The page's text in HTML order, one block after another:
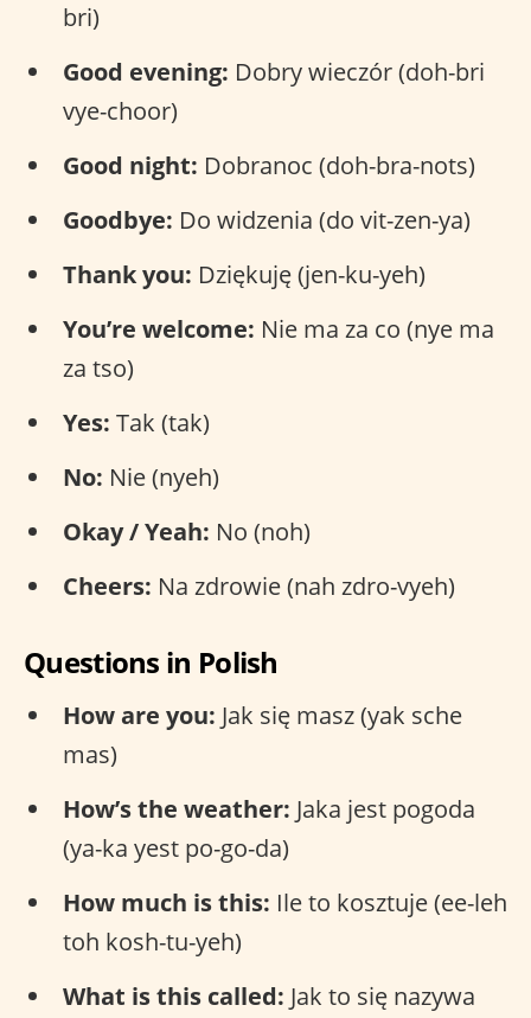
bri)
Good evening: Dobry wieczór (doh-bri
vye-choor)
Good night: Dobranoc (doh-bra-nots)
Goodbye: Do widzenia (do vit-zen-ya)
Thank you: Dziękuję (jen-ku-yeh)
You’re welcome: Nie ma za co (nye ma
za tso)
Yes: Tak (tak)
No: Nie (nyeh)
Okay / Yeah: No (noh)
Cheers: Na zdrowie (nah zdro-vyeh)
Questions in Polish
How are you: Jak się masz (yak sche
mas)
How’s the weather: Jaka jest pogoda
(ya-ka yest po-go-da)
How much is this: Ile to kosztuje (ee-leh
toh kosh-tu-yeh)
What is this called: Jak to się nazywa